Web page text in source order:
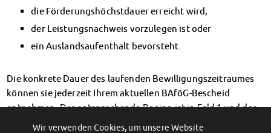
PsychoSoziale Beratung
Anmeldung Sonderveranstaltungen
Rechtsberatung
FAQs Soziales & Beratung
Dokumente
Kultur & Internationales
die Förderungshöchstdauer erreicht wird,
der Leistungsnachweis vorzulegen ist oder
ein Auslandsaufenthalt bevorsteht.
Die konkrete Dauer des laufenden Bewilligungszeitraumes
können sie jederzeit Ihrem aktuellen BAföG-Bescheid
entnehmen. Der entsprechende Beginn ist in Feld 1 und das
Ende in Feld 2 ausgewiesen.
Wir verwenden Cookies, um unsere Website